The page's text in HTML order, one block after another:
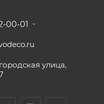
00-01
улица,